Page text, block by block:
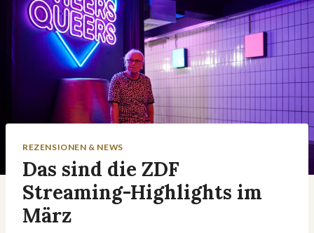
REZENSIONEN & NEWS
Das sind die ZDF
Streaming-Highlights im
März